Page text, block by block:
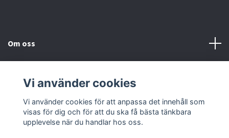
Om oss
Sociala medier
Vi använder cookies
Vi använder cookies för att anpassa det innehåll som
visas för dig och för att du ska få bästa tänkbara
upplevelse när du handlar hos oss.